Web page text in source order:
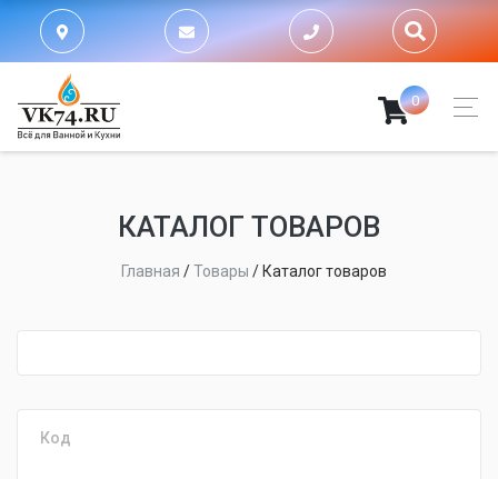
0
КАТАЛОГ ТОВАРОВ
Главная /Товары / Каталог товаров
Код